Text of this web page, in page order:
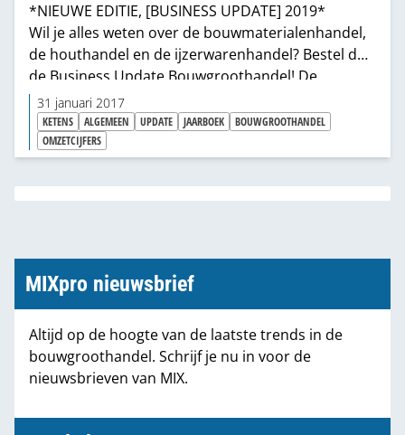
*NIEUWE EDITIE, [BUSINESS UPDATE] 2019*
Wil je alles weten over de bouwmaterialenhandel,
de houthandel en de ijzerwarenhandel? Bestel dan
de Business Update Bouwgroothandel! De
bouwgroothandel is volop in beweging. De
bouwkolom verandert, klanten veranderen. En
handelaren in bouwmaterialen, hout- en
plaatmateriaal en ijzerwaren en gereedschappen
veranderen mee. Onze Business Update geeft je
een actueel overzicht van de grote spelers en de
31 januari 2017
KETENS ALGEMEEN UPDATE JAARBOEK
BOUWGROOTHANDEL
OMZETCIJFERS
MIXpro nieuwsbrief
Altijd op de hoogte van de laatste trends in de
bouwgroothandel. Schrijf je nu in voor de
nieuwsbrieven van MIX.